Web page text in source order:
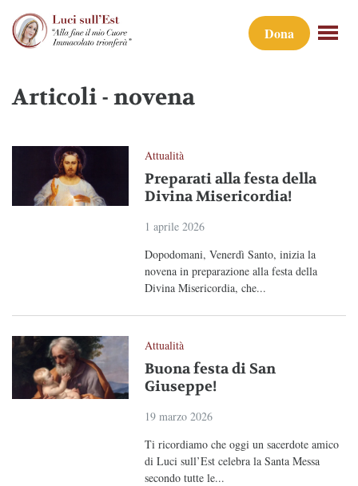
Dona
Articoli - novena
Attualità
Preparati alla festa della
Divina Misericordia!
1 aprile 2026
Dopodomani, Venerdì Santo, inizia la
novena in preparazione alla festa della
Divina Misericordia, che...
Attualità
Buona festa di San
Giuseppe!
19 marzo 2026
Ti ricordiamo che oggi un sacerdote amico
di Luci sull’Est celebra la Santa Messa
secondo tutte le...